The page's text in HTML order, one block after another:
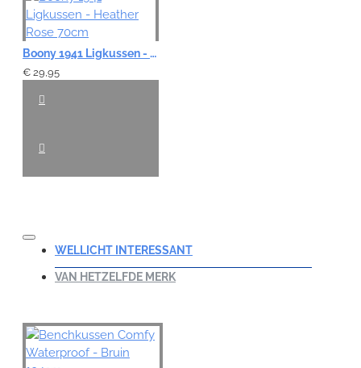
Boony 1941 Ligkussen - Heather Rose 70cm
€ 29,95
WELLICHT INTERESSANT
VAN HETZELFDE MERK